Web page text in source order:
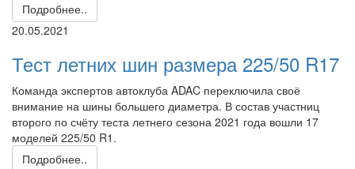
Подробнее..
20.05.2021
Тест летних шин размера 225/50 R17
Команда экспертов автоклуба ADAC переключила своё
внимание на шины большего диаметра. В состав участниц
второго по счёту теста летнего сезона 2021 года вошли 17
моделей 225/50 R1.
Подробнее..